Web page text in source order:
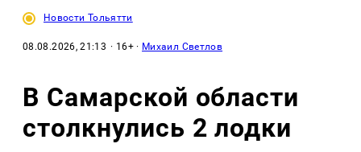
Новости Тольятти
08.08.2026, 21:13 · 16+ · Михаил Светлов
В Самарской области
столкнулись 2 лодки